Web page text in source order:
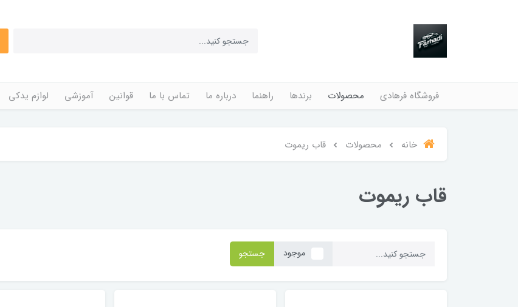
فروشگاه فرهادی محصولات برندها راهنما درباره ما تماس با ما قوانین آموزشی لوازم یدکی
خانه محصولات قاب ریموت
قاب ریموت
موجود جستجو